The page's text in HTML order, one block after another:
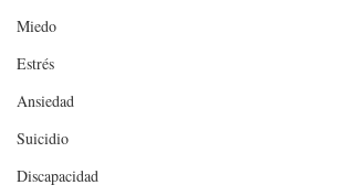
Miedo
Estrés
Ansiedad
Suicidio
Discapacidad